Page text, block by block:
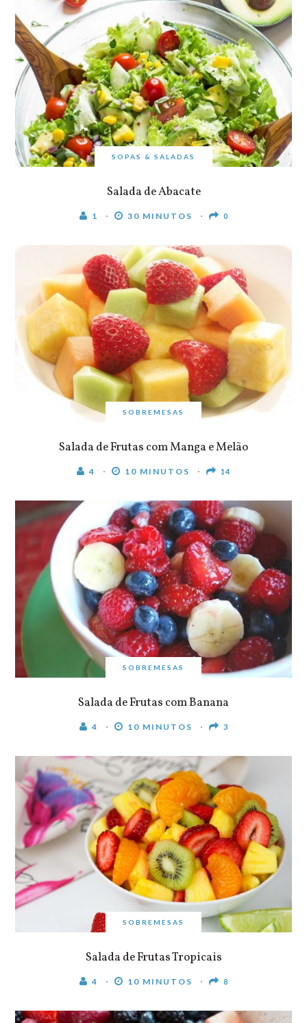
SOPAS & SALADAS
Salada de Abacate
1 30 MINUTOS 0
SOBREMESAS
Salada de Frutas com Manga e Melão
4 10 MINUTOS 14
SOBREMESAS
Salada de Frutas com Banana
4 10 MINUTOS 3
SOBREMESAS
Salada de Frutas Tropicais
4 10 MINUTOS 8